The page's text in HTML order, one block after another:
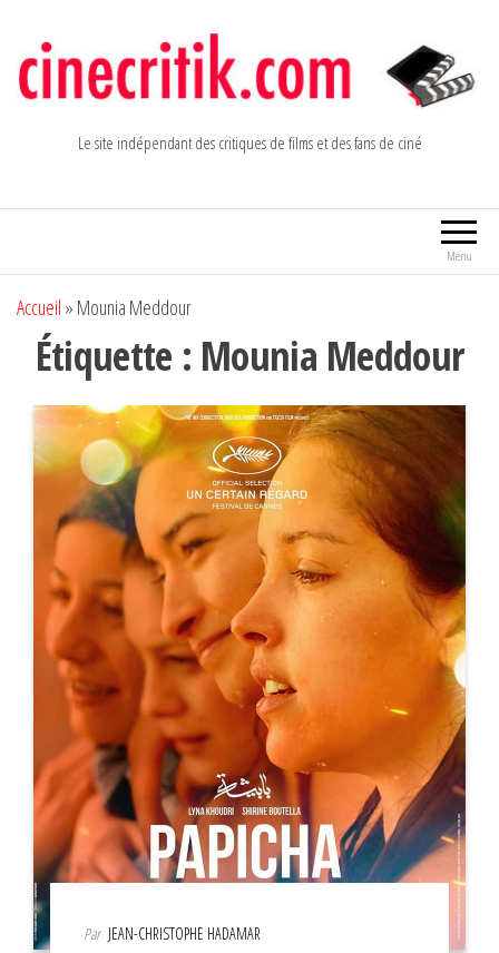
contenu
Le site indépendant des critiques de films et des fans de ciné
Menu
Accueil » Mounia Meddour
Étiquette : Mounia Meddour
Par JEAN-CHRISTOPHE HADAMAR